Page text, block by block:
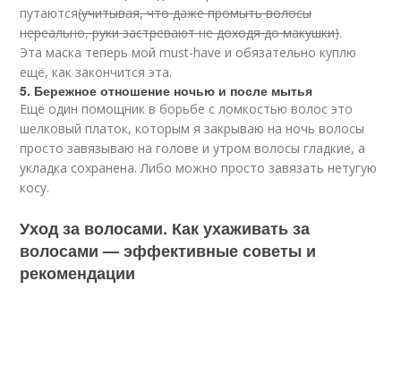
путаются(учитывая, что даже промыть волосы
нереально, руки застревают не доходя до макушки).
Эта маска теперь мой must-have и обязательно куплю
ещё, как закончится эта.
5. Бережное отношение ночью и после мытья
Ещё один помощник в борьбе с ломкостью волос это
шелковый платок, которым я закрываю на ночь волосы
просто завязываю на голове и утром волосы гладкие, а
укладка сохранена. Либо можно просто завязать нетугую
косу.
Уход за волосами. Как ухаживать за
волосами — эффективные советы и
рекомендации